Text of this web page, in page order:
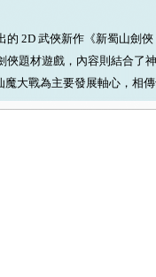
2D 武俠新作《新蜀山劍俠
俠題材遊戲，內容則結合
魔大戰為主要發展軸心，相